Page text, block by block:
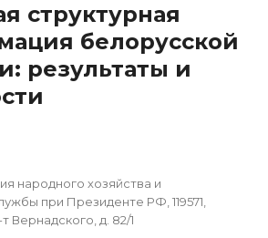
структурная
белорусской
результаты и
народного хозяйства и
при Президенте РФ, 119571,
Вернадского, д. 82/1